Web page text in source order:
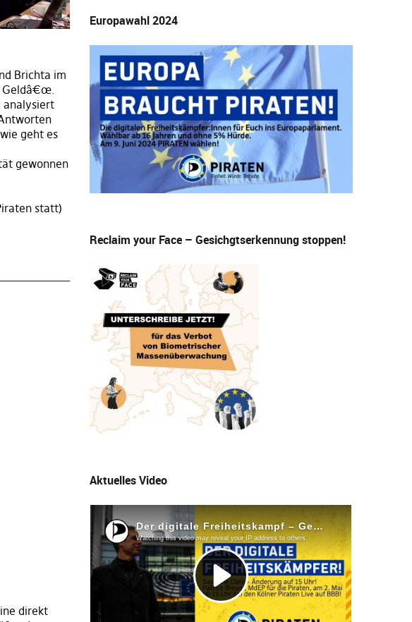
Brichta im
Geldâ€œ.
analysiert
geht es
gewonnen
statt)
direkt
Europawahl 2024
Reclaim your Face – Gesichgtserkennung stoppen!
Aktuelles Video